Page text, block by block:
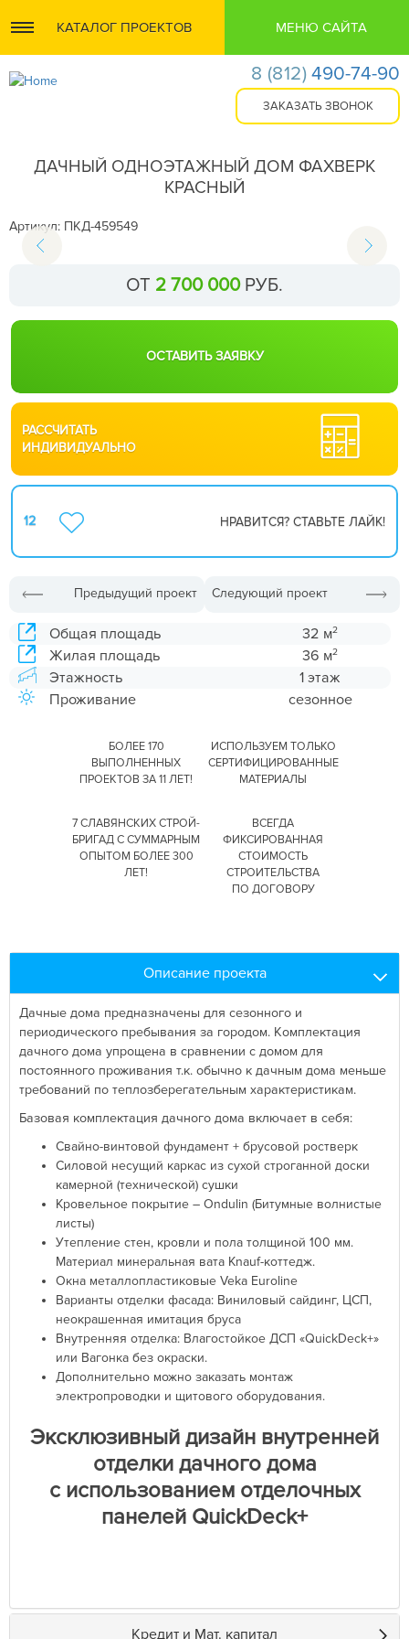
КАТАЛОГ ПРОЕКТОВ МЕНЮ САЙТА
8 (812) 490-74-90
ДАЧНЫЙ ОДНОЭТАЖНЫЙ ДОМ ФАХВЕРК
КРАСНЫЙ
Артикул: ПКД-459549
ОТ 2 700 000РУБ.
РАССЧИТАТЬ
ИНДИВИДУАЛЬНО
12 НРАВИТСЯ? СТАВЬТЕ ЛАЙК!
Предыдущий проект Следующий проект
Общая площадь 32 м2
Жилая площадь 36 м2
Этажность
1 этаж
Проживание
сезонное
БОЛЕЕ 170
ВЫПОЛНЕННЫХ
ПРОЕКТОВ ЗА 11 ЛЕТ!
ИСПОЛЬЗУЕМ ТОЛЬКО
СЕРТИФИЦИРОВАННЫЕ
МАТЕРИАЛЫ
7 СЛАВЯНСКИХ СТРОЙ-
БРИГАД С СУММАРНЫМ
ОПЫТОМ БОЛЕЕ 300
ЛЕТ!
ВСЕГДА
ФИКСИРОВАННАЯ
СТОИМОСТЬ
СТРОИТЕЛЬСТВА
ПО ДОГОВОРУ
Описание проекта
Дачные дома предназначены для сезонного и
периодического пребывания за городом. Комплектация
дачного дома упрощена в сравнении с домом для
постоянного проживания т.к. обычно к дачным дома меньше
требований по теплозберегательным характеристикам.
Базовая комплектация дачного дома включает в себя:
Свайно-винтовой фундамент + брусовой ростверк
Силовой несущий каркас из сухой строганной доски
камерной (технической) сушки
Кровельное покрытие – Ondulin (Битумные волнистые
листы)
Утепление стен, кровли и пола толщиной 100 мм.
Материал минеральная вата Knauf-коттедж.
Окна металлопластиковые Veka Euroline
Варианты отделки фасада: Виниловый сайдинг, ЦСП,
неокрашенная имитация бруса
Внутренняя отделка: Влагостойкое ДСП «QuickDeck+»
или Вагонка без окраски.
Дополнительно можно заказать монтаж
электропроводки и щитового оборудования.
Эксклюзивный дизайн внутренней
отделки дачного дома
с использованием отделочных
панелей QuickDeck+
Кредит и Мат. капитал